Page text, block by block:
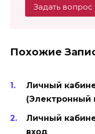
Задать вопрос
Похожие
Личный
(Электронный
Личный
вход